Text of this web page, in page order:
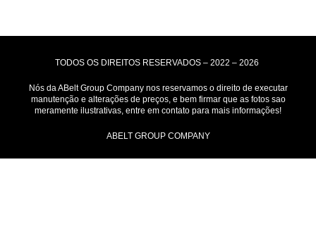
TODOS OS DIREITOS RESERVADOS – 2022 – 2026
Nós da ABelt Group Company nos reservamos o direito de executar
manutenção e alterações de preços, e bem firmar que as fotos sao
meramente ilustrativas, entre em contato para mais informações!
ABELT GROUP COMPANY